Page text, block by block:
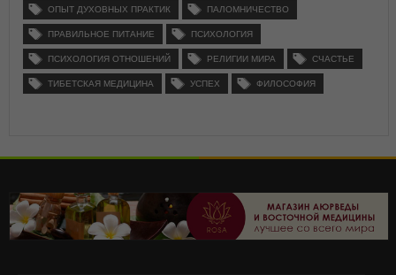
ОПЫТ ДУХОВНЫХ ПРАКТИК ПАЛОМНИЧЕСТВО
ПРАВИЛЬНОЕ ПИТАНИЕ ПСИХОЛОГИЯ
ПСИХОЛОГИЯ ОТНОШЕНИЙ РЕЛИГИИ МИРА СЧАСТЬЕ
ТИБЕТСКАЯ МЕДИЦИНА УСПЕХ ФИЛОСОФИЯ